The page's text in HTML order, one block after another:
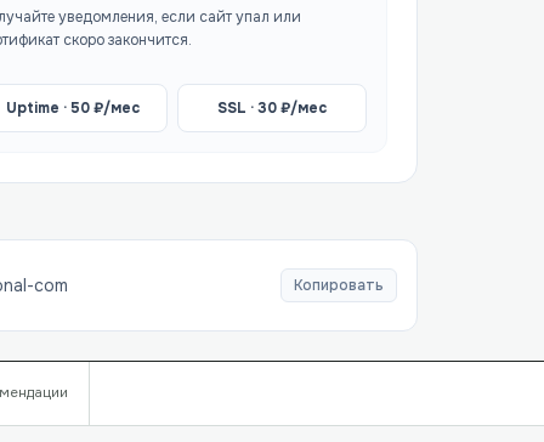
уведомления, если сайт упал или
скоро закончится.
Uptime ·50₽/мес SSL ·30₽/мес
com Копировать